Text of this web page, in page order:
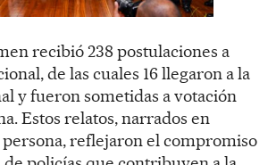
recibió 238 postulaciones a
de las cuales 16 llegaron a la
y fueron sometidas a votación
Estos relatos, narrados en
reflejaron el compromiso